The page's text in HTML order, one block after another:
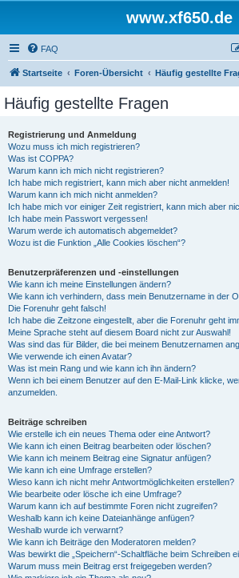
www.xf650.de
FAQ
Startseite Foren-Übersicht Häufig gestellte
Häufig gestellte Fragen
Registrierung und Anmeldung
Wozu muss ich mich registrieren?
Was ist COPPA?
Warum kann ich mich nicht registrieren?
Ich habe mich registriert, kann mich aber nicht anmelden!
Warum kann ich mich nicht anmelden?
Ich habe mich vor einiger Zeit registriert, kann mich aber
Ich habe mein Passwort vergessen!
Warum werde ich automatisch abgemeldet?
Wozu ist die Funktion „Alle Cookies löschen“?
Benutzerpräferenzen und -einstellungen
Wie kann ich meine Einstellungen ändern?
Wie kann ich verhindern, dass mein Benutzername in der
Die Forenuhr geht falsch!
Ich habe die Zeitzone eingestellt, aber die Forenuhr geht
Meine Sprache steht auf diesem Board nicht zur Auswahl!
Was sind das für Bilder, die bei meinem Benutzernamen
Wie verwende ich einen Avatar?
Was ist mein Rang und wie kann ich ihn ändern?
Wenn ich bei einem Benutzer auf den E-Mail-Link klicke,
anzumelden.
Beiträge schreiben
Wie erstelle ich ein neues Thema oder eine Antwort?
Wie kann ich einen Beitrag bearbeiten oder löschen?
Wie kann ich meinem Beitrag eine Signatur anfügen?
Wie kann ich eine Umfrage erstellen?
Wieso kann ich nicht mehr Antwortmöglichkeiten erstellen?
Wie bearbeite oder lösche ich eine Umfrage?
Warum kann ich auf bestimmte Foren nicht zugreifen?
Weshalb kann ich keine Dateianhänge anfügen?
Weshalb wurde ich verwarnt?
Wie kann ich Beiträge den Moderatoren melden?
Was bewirkt die „Speichern“-Schaltfläche beim Schreiben
Warum muss mein Beitrag erst freigegeben werden?